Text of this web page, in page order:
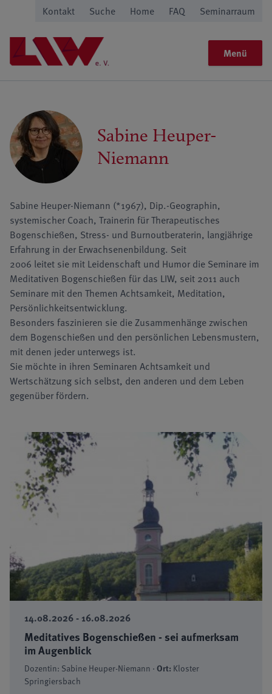
Kontakt Suche Home FAQ Seminarraum
Menü
Sabine Heuper-
Niemann
Sabine Heuper-Niemann (*1967), Dip.-Geographin,
systemischer Coach, Trainerin für Therapeutisches
Bogenschießen, Stress- und Burnoutberaterin, langjährige
Erfahrung in der Erwachsenenbildung. Seit
2006 leitet sie mit Leidenschaft und Humor die Seminare im
Meditativen Bogenschießen für das LIW, seit 2011 auch
Seminare mit den Themen Achtsamkeit, Meditation,
Persönlichkeitsentwicklung.
Besonders faszinieren sie die Zusammenhänge zwischen
dem Bogenschießen und den persönlichen Lebensmustern,
mit denen jeder unterwegs ist.
Sie möchte in ihren Seminaren Achtsamkeit und
Wertschätzung sich selbst, den anderen und dem Leben
gegenüber fördern.
14.08.2026 - 16.08.2026
Meditatives Bogenschießen - sei aufmerksam
im Augenblick
Dozentin: Sabine Heuper-Niemann ·Ort: Kloster
Springiersbach